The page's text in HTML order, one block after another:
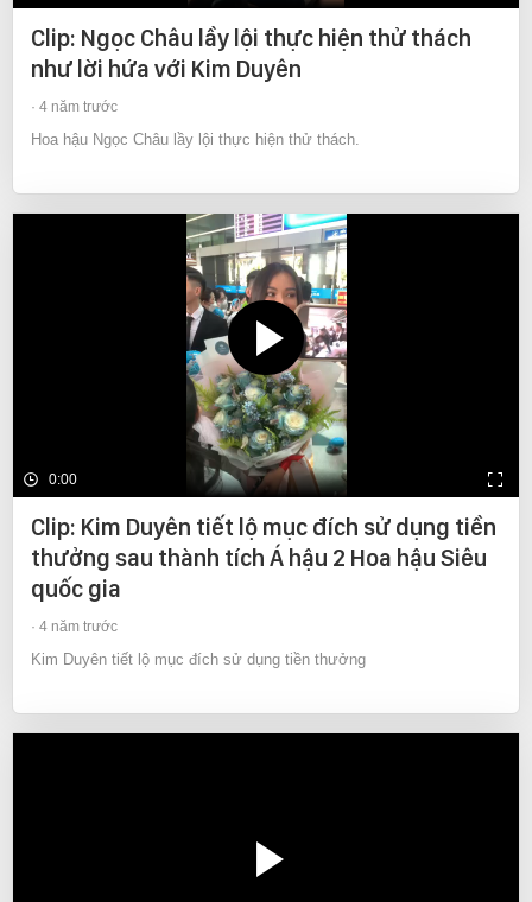
Clip: Ngọc Châu lầy lội thực hiện thử thách
như lời hứa với Kim Duyên
4 năm trước
Hoa hậu Ngọc Châu lầy lội thực hiện thử thách.
0:00
Clip: Kim Duyên tiết lộ mục đích sử dụng tiền
thưởng sau thành tích Á hậu 2 Hoa hậu Siêu
quốc gia
4 năm trước
Kim Duyên tiết lộ mục đích sử dụng tiền thưởng